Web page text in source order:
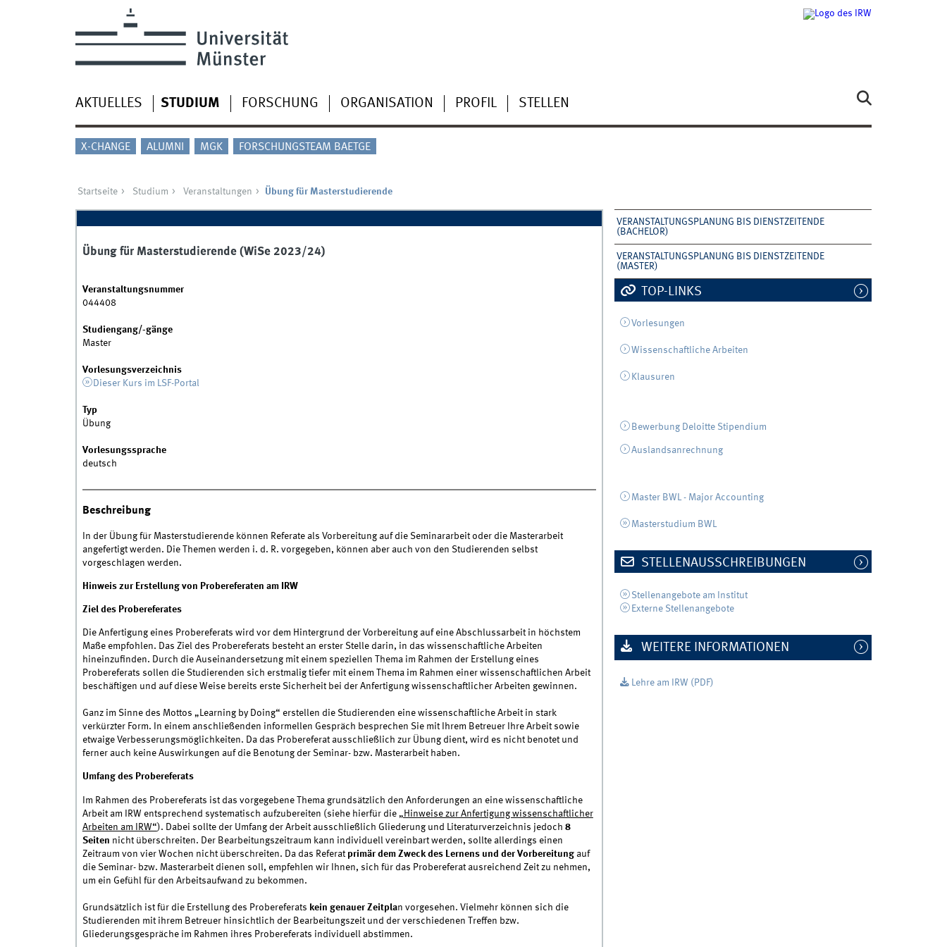
AKTUELLES STUDIUM FORSCHUNG ORGANISATION PROFIL STELLEN
X-CHANGE ALUMNI MGK FORSCHUNGSTEAM BAETGE
Startseite Studium Veranstaltungen Übung für Masterstudierende
VERANSTALTUNGSPLANUNG BIS DIENSTZEITENDE
(BACHELOR)
VERANSTALTUNGSPLANUNG BIS DIENSTZEITENDE
(MASTER)
Übung für Masterstudierende (WiSe 2023/24)
Veranstaltungsnummer
044408
Studiengang/-gänge
Master
Vorlesungsverzeichnis
Dieser Kurs im LSF-Portal
Typ
Übung
Vorlesungssprache
deutsch
Beschreibung
In der Übung für Masterstudierende können Referate als Vorbereitung auf die Seminararbeit oder die Masterarbeit
angefertigt werden. Die Themen werden i. d. R. vorgegeben, können aber auch von den Studierenden selbst
vorgeschlagen werden.
Hinweis zur Erstellung von Probereferaten am IRW
Ziel des Probereferates
Die Anfertigung eines Probereferats wird vor dem Hintergrund der Vorbereitung auf eine Abschlussarbeit in höchstem
Maße empfohlen. Das Ziel des Probereferats besteht an erster Stelle darin, in das wissenschaftliche Arbeiten
hineinzufinden. Durch die Auseinandersetzung mit einem speziellen Thema im Rahmen der Erstellung eines
Probereferats sollen die Studierenden sich erstmalig tiefer mit einem Thema im Rahmen einer wissenschaftlichen Arbeit
beschäftigen und auf diese Weise bereits erste Sicherheit bei der Anfertigung wissenschaftlicher Arbeiten gewinnen.
Ganz im Sinne des Mottos „Learning by Doing“ erstellen die Studierenden eine wissenschaftliche Arbeit in stark
verkürzter Form. In einem anschließenden informellen Gespräch besprechen Sie mit Ihrem Betreuer Ihre Arbeit sowie
etwaige Verbesserungsmöglichkeiten. Da das Probereferat ausschließlich zur Übung dient, wird es nicht benotet und
ferner auch keine Auswirkungen auf die Benotung der Seminar- bzw. Masterarbeit haben.
Umfang des Probereferats
Im Rahmen des Probereferats ist das vorgegebene Thema grundsätzlich den Anforderungen an eine wissenschaftliche
Arbeit am IRW entsprechend systematisch aufzubereiten (siehe hierfür die „Hinweise zur Anfertigung wissenschaftlicher
Arbeiten am IRW“). Dabei sollte der Umfang der Arbeit ausschließlich Gliederung und Literaturverzeichnis jedoch 8
Seiten nicht überschreiten. Der Bearbeitungszeitraum kann individuell vereinbart werden, sollte allerdings einen
Zeitraum von vier Wochen nicht überschreiten. Da das Referat primär dem Zweck des Lernens und der Vorbereitungauf
die Seminar- bzw. Masterarbeit dienen soll, empfehlen wir Ihnen, sich für das Probereferat ausreichend Zeit zu nehmen,
um ein Gefühl für den Arbeitsaufwand zu bekommen.
Grundsätzlich ist für die Erstellung des Probereferats kein genauer Zeitplan vorgesehen. Vielmehr können sich die
Studierenden mit ihrem Betreuer hinsichtlich der Bearbeitungszeit und der verschiedenen Treffen bzw.
Gliederungsgespräche im Rahmen ihres Probereferats individuell abstimmen.
TOP-LINKS
Vorlesungen
Wissenschaftliche Arbeiten
Klausuren
Bewerbung Deloitte Stipendium
Auslandsanrechnung
Master BWL - Major Accounting
Masterstudium BWL
STELLENAUSSCHREIBUNGEN
Stellenangebote am Institut
Externe Stellenangebote
WEITERE INFORMATIONEN
Lehre am IRW (PDF)